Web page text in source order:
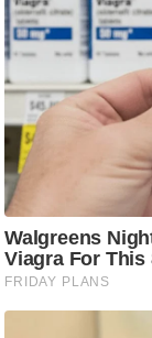
सा
म
क
मा
तृ
मि
स्तं
भ
ए